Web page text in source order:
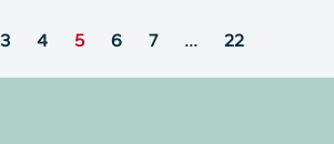
3 4 5 6 7 … 22